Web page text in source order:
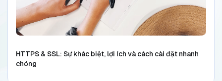
HTTPS & SSL: Sự khác biệt, lợi ích và cách cài đặt nhanh
chóng